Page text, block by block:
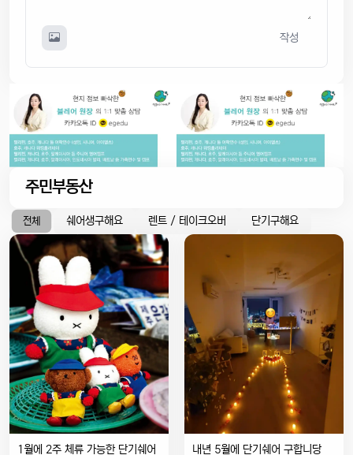
작성
주민부동산
전체 쉐어생구해요 렌트 / 테이크오버 단기구해요
1월에 2주 체류 가능한 단기쉐어 내년 5월에 단기쉐어 구합니당